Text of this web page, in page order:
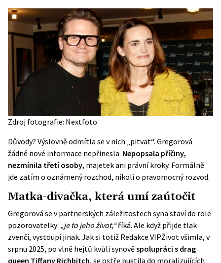
Zdroj fotografie: Nextfoto
Důvody? Výslovně odmítla se v nich „pitvat“. Gregorová
žádné nové informace nepřinesla. Nepopsala příčiny,
nezmínila třetí osoby, majetek ani právní kroky. Formálně
jde zatím o oznámený rozchod, nikoli o pravomocný rozvod.
Matka-divačka, která umí zaútočit
Gregorová se v partnerských záležitostech syna staví do role
pozorovatelky: „je to jeho život,“říká. Ale když přijde tlak
zvenčí, vystoupí jinak. Jak si totiž Redakce VIPŽivot všimla, v
srpnu 2025, po vlně hejtů kvůli synověspolupráci s drag
queen Tiffany Richbitch, se ostře pustila do moralizujících